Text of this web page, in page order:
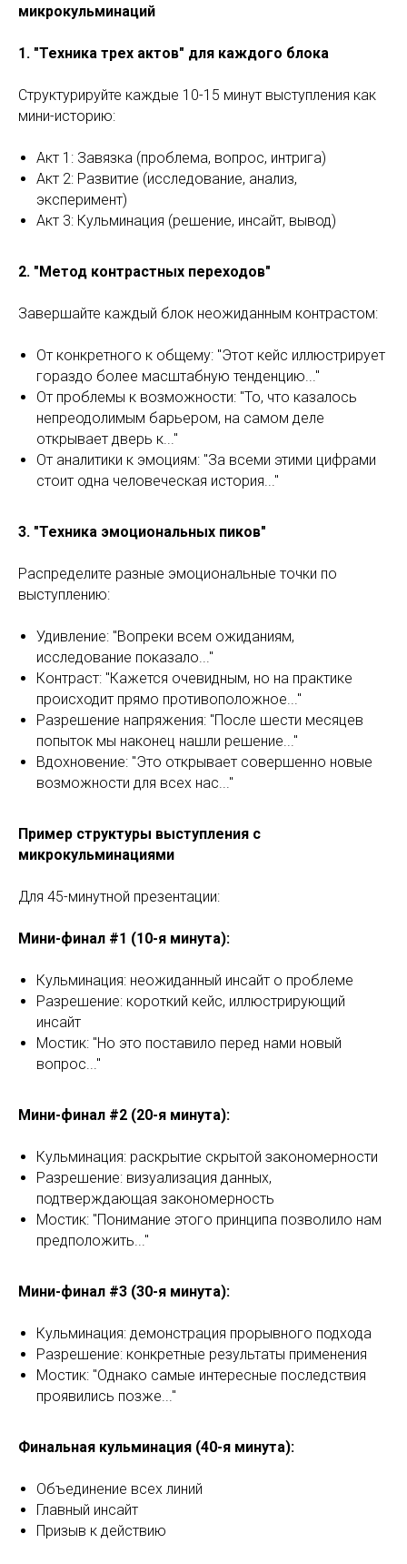
микрокульминаций
1. "Техника трех актов" для каждого блока
Структурируйте каждые 10-15 минут выступления как
мини-историю:
Акт 1: Завязка (проблема, вопрос, интрига)
Акт 2: Развитие (исследование, анализ,
эксперимент)
Акт 3: Кульминация (решение, инсайт, вывод)
2. "Метод контрастных переходов"
Завершайте каждый блок неожиданным контрастом:
От конкретного к общему: "Этот кейс иллюстрирует
гораздо более масштабную тенденцию..."
От проблемы к возможности: "То, что казалось
непреодолимым барьером, на самом деле
открывает дверь к..."
От аналитики к эмоциям: "За всеми этими цифрами
стоит одна человеческая история..."
3. "Техника эмоциональных пиков"
Распределите разные эмоциональные точки по
выступлению:
Удивление: "Вопреки всем ожиданиям,
исследование показало..."
Контраст: "Кажется очевидным, но на практике
происходит прямо противоположное..."
Разрешение напряжения: "После шести месяцев
попыток мы наконец нашли решение..."
Вдохновение: "Это открывает совершенно новые
возможности для всех нас..."
Пример структуры выступления с
микрокульминациями
Для 45-минутной презентации:
Мини-финал #1 (10-я минута):
Кульминация: неожиданный инсайт о проблеме
Разрешение: короткий кейс, иллюстрирующий
инсайт
Мостик: "Но это поставило перед нами новый
вопрос..."
Мини-финал #2 (20-я минута):
Кульминация: раскрытие скрытой закономерности
Разрешение: визуализация данных,
подтверждающая закономерность
Мостик: "Понимание этого принципа позволило нам
предположить..."
Мини-финал #3 (30-я минута):
Кульминация: демонстрация прорывного подхода
Разрешение: конкретные результаты применения
Мостик: "Однако самые интересные последствия
проявились позже..."
Финальная кульминация (40-я минута):
Объединение всех линий
Главный инсайт
Призыв к действию